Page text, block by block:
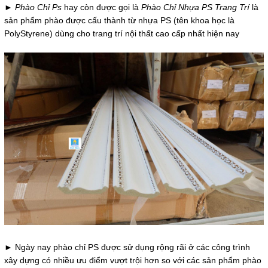
► Phào Chỉ Ps hay còn được gọi là Phào Chỉ Nhựa PS Trang Trílà
sản phẩm phào được cấu thành từ nhựa PS (tên khoa học là
PolyStyrene) dùng cho trang trí nội thất cao cấp nhất hiện nay
► Ngày nay phào chỉ PS được sử dụng rộng rãi ở các công trình
xây dựng có nhiều ưu điểm vượt trội hơn so với các sản phẩm phào